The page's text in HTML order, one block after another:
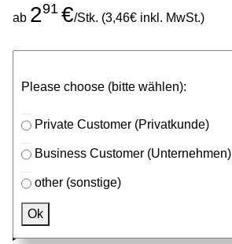
ab 291 €/Stk. (3,46€ inkl. MwSt.)
Please choose (bitte wählen):
Private Customer (Privatkunde)
Business Customer (Unternehmen)
other (sonstige)
Ok
⮮
Stk. in Anfrageliste
Passendes Zubehör
Hammermuttern
Schrauben